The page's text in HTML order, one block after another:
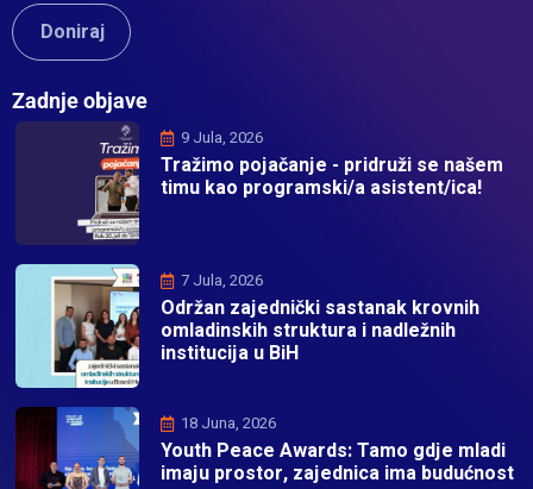
Doniraj
Zadnje objave
9 Jula, 2026
Tražimo pojačanje - pridruži se našem
timu kao programski/a asistent/ica!
7 Jula, 2026
Održan zajednički sastanak krovnih
omladinskih struktura i nadležnih
institucija u BiH
18 Juna, 2026
Youth Peace Awards: Tamo gdje mladi
imaju prostor, zajednica ima budućnost